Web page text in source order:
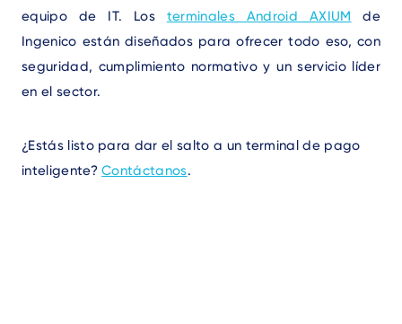
equipo de IT. Los terminales Android AXIUM de
Ingenico están diseñados para ofrecer todo eso, con
seguridad, cumplimiento normativo y un servicio líder
en el sector.
¿Estás listo para dar el salto a un terminal de pago
inteligente?Contáctanos.